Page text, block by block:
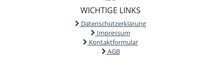
WICHTIGE LINKS
Datenschutzerklärung
Impressum
Kontaktformular
AGB